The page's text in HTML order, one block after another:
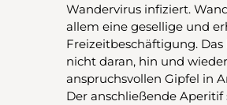
Wandervirus infiziert.
allem eine gesellige und
Freizeitbeschäftigung.
nicht daran, hin und
anspruchsvollen Gipfel in
Der anschließende